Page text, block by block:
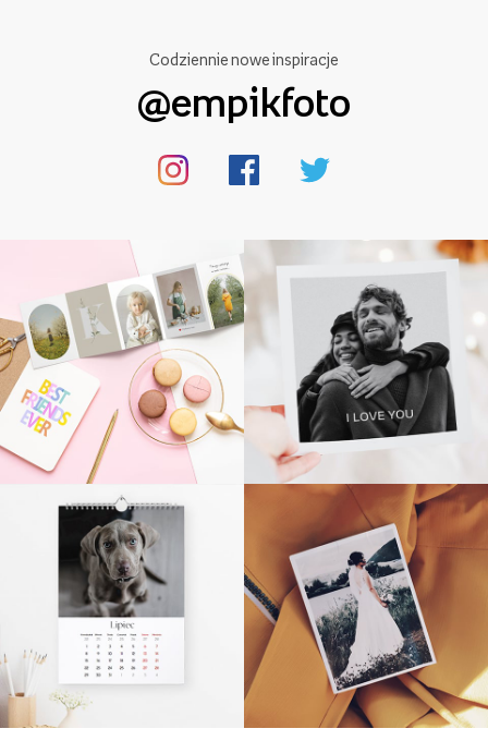
Codziennie nowe inspiracje
@empikfoto